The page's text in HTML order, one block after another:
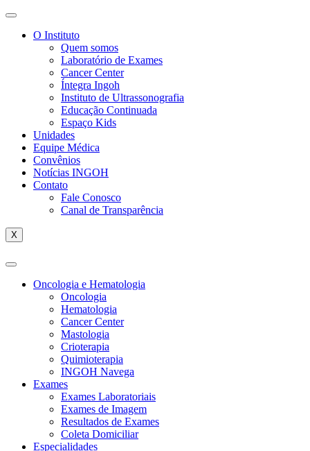
O Instituto
Quem somos
Laboratório de Exames
Cancer Center
Íntegra Ingoh
Instituto de Ultrassonografia
Educação Continuada
Espaço Kids
Unidades
Equipe Médica
Convênios
Notícias INGOH
Contato
Fale Conosco
Canal de Transparência
X
Oncologia e Hematologia
Oncologia
Hematologia
Cancer Center
Mastologia
Crioterapia
Quimioterapia
INGOH Navega
Exames
Exames Laboratoriais
Exames de Imagem
Resultados de Exames
Coleta Domiciliar
Especialidades